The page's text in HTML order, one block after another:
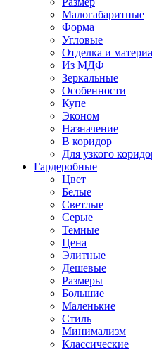
Малогабаритные
Форма
Угловые
Отделка и
Из МДФ
Зеркальные
Особенности
Купе
Эконом
Назначение
В коридор
Для узкого
Гардеробные
Цвет
Белые
Светлые
Серые
Темные
Цена
Элитные
Дешевые
Размеры
Большие
Маленькие
Стиль
Минимализм
Классические